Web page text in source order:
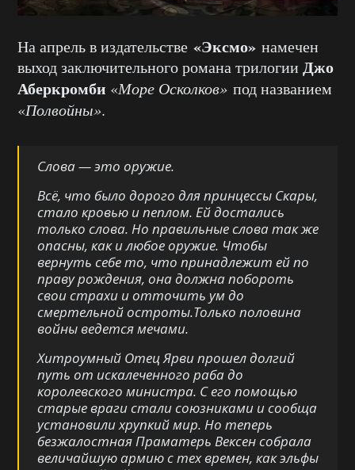
На апрель в издательстве «Эксмо» намечен
выход заключительного романа трилогии Джо
Аберкромби «Море Осколков» под названием
«Полвойны».
Слова — это оружие.
Всё, что было дорого для принцессы Скары,
стало кровью и пеплом. Ей достались
только слова. Но правильные слова так же
опасны, как и любое оружие. Чтобы
вернуть себе то, что принадлежит ей по
праву рождения, она должна побороть
свои страхи и отточить ум до
смертельной остроты.Только половина
войны ведется мечами.
Хитроумный Отец Ярви прошел долгий
путь от искалеченного раба до
королевского министра. С его помощью
старые враги стали союзниками и сообща
установили хрупкий мир. Но теперь
безжалостная Праматерь Вексен собрала
величайшую армию с тех времен, как эльфы